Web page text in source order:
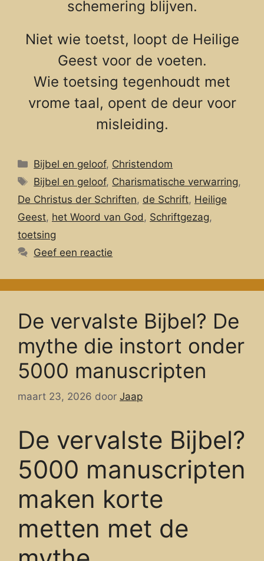
schemering blijven.
Niet wie toetst, loopt de Heilige
Geest voor de voeten.
Wie toetsing tegenhoudt met
vrome taal, opent de deur voor
misleiding.
Categorieën
Bijbel en geloof, Christendom
Tags
Bijbel en geloof, Charismatische verwarring,
De Christus der Schriften, de Schrift, Heilige
Geest, het Woord van God , Schriftgezag,
toetsing
Geef een reactie
De vervalste Bijbel? De
mythe die instort onder
5000 manuscripten
maart 23, 2026 door Jaap
De vervalste Bijbel?
5000 manuscripten
maken korte
metten met de